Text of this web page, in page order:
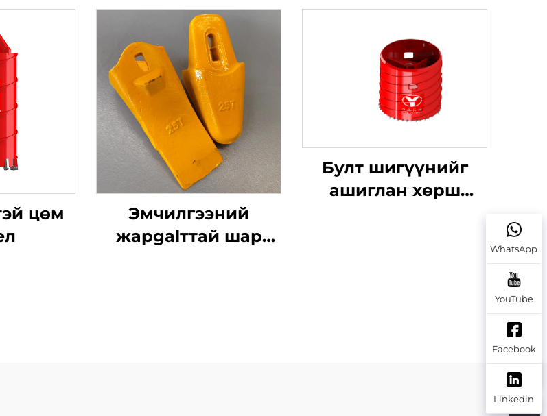
цөм
Эмчилгээний
жарgalттай шар
Булт шигүүнийг
ашиглан хөрш
WhatsApp
YouTube
Facebook
Linkedin